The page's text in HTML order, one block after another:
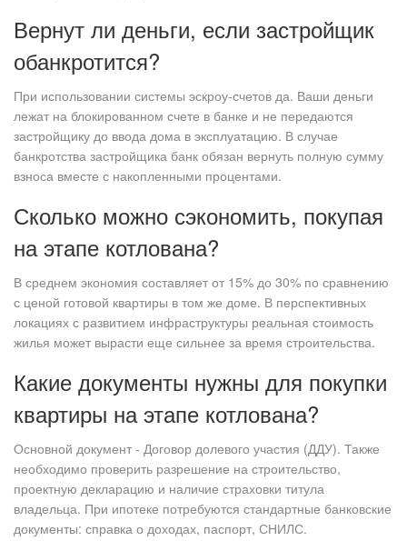
Вернут ли деньги, если застройщик
обанкротится?
При использовании системы эскроу-счетов да. Ваши деньги
лежат на блокированном счете в банке и не передаются
застройщику до ввода дома в эксплуатацию. В случае
банкротства застройщика банк обязан вернуть полную сумму
взноса вместе с накопленными процентами.
Сколько можно сэкономить, покупая
на этапе котлована?
В среднем экономия составляет от 15% до 30% по сравнению
с ценой готовой квартиры в том же доме. В перспективных
локациях с развитием инфраструктуры реальная стоимость
жилья может вырасти еще сильнее за время строительства.
Какие документы нужны для покупки
квартиры на этапе котлована?
Основной документ - Договор долевого участия (ДДУ). Также
необходимо проверить разрешение на строительство,
проектную декларацию и наличие страховки титула
владельца. При ипотеке потребуются стандартные банковские
документы: справка о доходах, паспорт, СНИЛС.